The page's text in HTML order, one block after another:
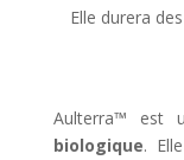
Elle durera
Aulterra™ est
biologique.